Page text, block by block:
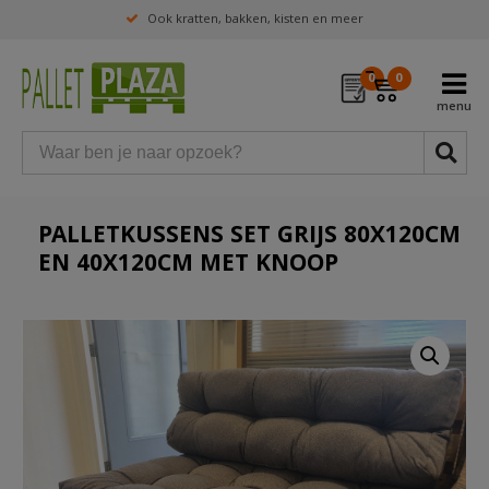
Ook kratten, bakken, kisten en meer
0 0
PALLETKUSSENS SET GRIJS 80X120CM
EN 40X120CM MET KNOOP